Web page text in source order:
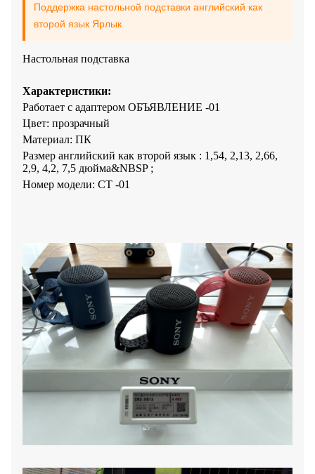
Поддержка настольной подставки английский как
второй язык Ярлык
Настольная подставка
Характеристики:
Работает с адаптером ОБЪЯВЛЕНИЕ -01
Цвет: прозрачный
Материал: ПК
Размер английский как второй язык : 1,54, 2,13, 2,66,
2,9, 4,2, 7,5 дюйма&NBSP ;
Номер модели: СТ -01